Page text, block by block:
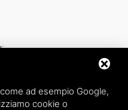
- Italia
ad esempio Google,
cookie o